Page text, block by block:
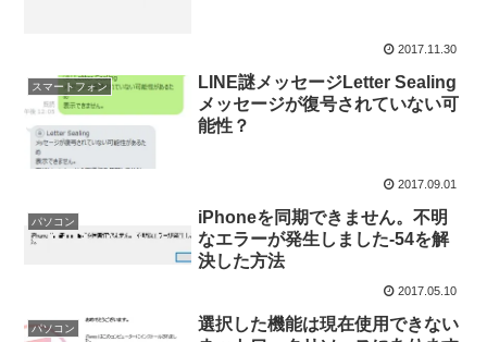
2017.11.30
スマートフォン
LINE謎メッセージLetter Sealing
メッセージが復号されていない可
能性？
2017.09.01
パソコン
iPhoneを同期できません。不明
なエラーが発生しました-54を解
決した方法
2017.05.10
パソコン
選択した機能は現在使用できない